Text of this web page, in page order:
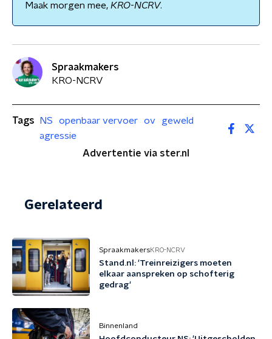
Maak morgen mee, KRO-NCRV.
Spraakmakers
KRO-NCRV
Tags NS openbaar vervoer ov
geweld
agressie
Advertentie via ster.nl
Gerelateerd
SpraakmakersKRO-NCRV
Stand.nl: 'Treinreizigers moeten
elkaar aanspreken op schofterig
gedrag'
Binnenland